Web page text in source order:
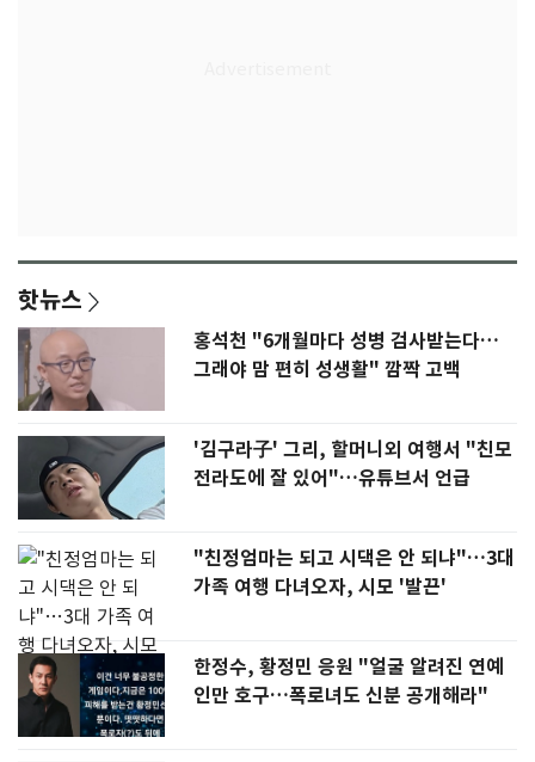
핫뉴스
홍석천 "6개월마다 성병 검사받는다…
그래야 맘 편히 성생활" 깜짝 고백
'김구라子' 그리, 할머니외 여행서 "친모
전라도에 잘 있어"…유튜브서 언급
"친정엄마는 되고 시댁은 안 되냐"…3대
가족 여행 다녀오자, 시모 '발끈'
한정수, 황정민 응원 "얼굴 알려진 연예
인만 호구…폭로녀도 신분 공개해라"